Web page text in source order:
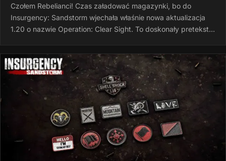
Czołem Rebelianci! Czas załadować magazynki, bo do
Insurgency: Sandstorm wjechała właśnie nowa aktualizacja
1.20 o nazwie Operation: Clear Sight. To doskonały pretekst,